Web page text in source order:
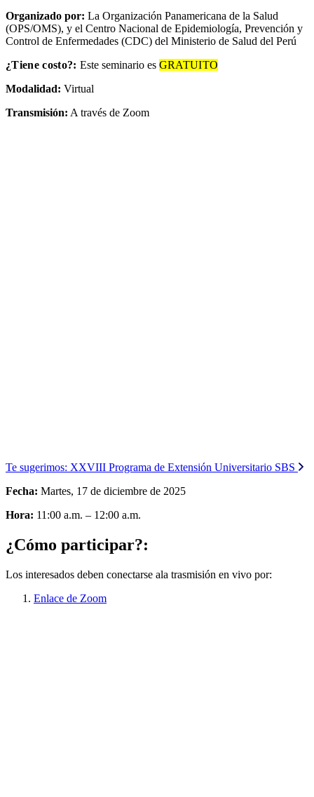
Organizado por: La Organización Panamericana de la Salud
(OPS/OMS), y el Centro Nacional de Epidemiología, Prevención y
Control de Enfermedades (CDC) del Ministerio de Salud del Perú
¿Tiene costo?: Este seminario es GRATUITO
Modalidad: Virtual
Transmisión: A través de Zoom
Te sugerimos: XXVIII Programa de Extensión Universitario SBS
Fecha: Martes, 17 de diciembre de 2025
Hora: 11:00 a.m. – 12:00 a.m.
¿Cómo participar?:
Los interesados deben conectarse ala trasmisión en vivo por:
Enlace de Zoom